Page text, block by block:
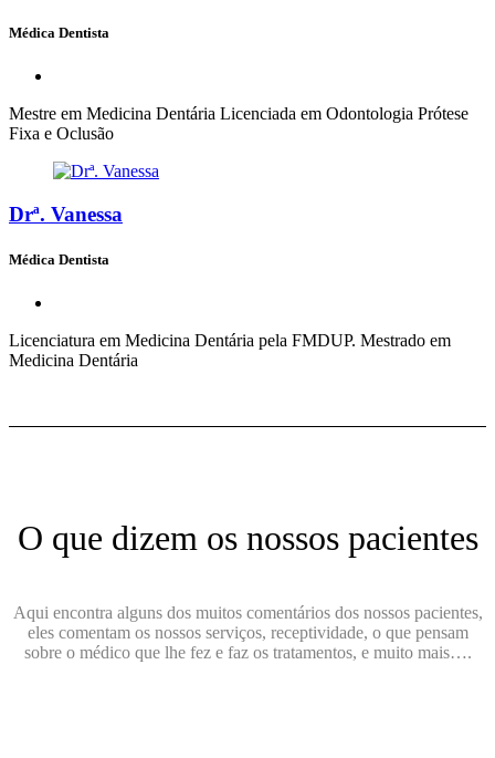
Médica Dentista
Mestre em Medicina Dentária Licenciada em Odontologia Prótese
Fixa e Oclusão
Drª. Vanessa
Médica Dentista
Licenciatura em Medicina Dentária pela FMDUP. Mestrado em
Medicina Dentária
O que dizem os nossos pacientes
Aqui encontra alguns dos muitos comentários dos nossos pacientes,
eles comentam os nossos serviços, receptividade, o que pensam
sobre o médico que lhe fez e faz os tratamentos, e muito mais….